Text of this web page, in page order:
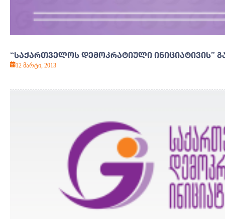
“ᲡᲐᲥᲐᲠᲗᲕᲔᲚᲝᲡ ᲓᲔᲛᲝᲙᲠᲐᲢᲘᲣᲚᲘ ᲘᲜᲘᲪᲘᲐᲢᲘᲕᲘᲡ”
12 მარტი, 2013